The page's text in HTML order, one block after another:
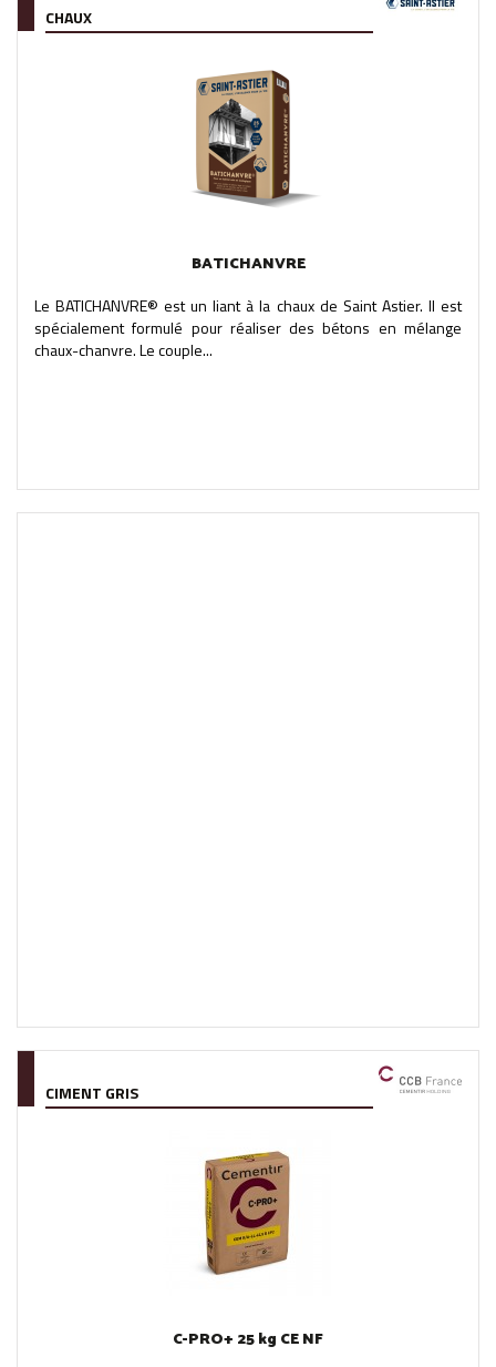
CHAUX
BATICHANVRE
Le BATICHANVRE® est un liant à la chaux de Saint Astier. Il est
spécialement formulé pour réaliser des bétons en mélange
chaux-chanvre. Le couple...
CIMENT GRIS
C-PRO+ 25 kg CE NF